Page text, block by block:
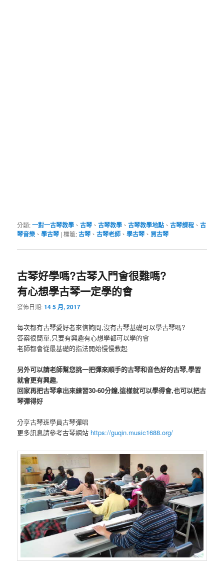
分類:一對一古琴教學 、古琴 、古琴教學 、古琴教學地點 、古琴課程 、古
琴音樂 、學古琴 |標籤:古琴 、古琴老師 、學古琴 、 買古琴
古琴好學嗎?古琴入門會很難嗎?
有心想學古琴一定學的會
發佈日期:14 5 月, 2017
每次都有古琴愛好者來信詢問,沒有古琴基礎可以學古琴嗎?
答案很簡單,只要有興趣有心想學都可以學的會
老師都會從最基礎的指法開始慢慢教起
另外可以請老師幫您挑一把彈來順手的古琴和音色好的古琴,學習
就會更有興趣,
回家再把古琴拿出來練習30-60分鐘,這樣就可以學得會,也可以把古
琴彈得好
分享古琴班學員古琴彈唱
更多訊息請參考古琴網站 https://guqin.music1688.org/